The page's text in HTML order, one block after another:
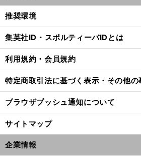
推奨環境
集英社ID・スポルティーバIDとは
利用規約・会員規約
特定商取引法に基づく表示・その他の
ブラウザプッシュ通知について
サイトマップ
企業情報